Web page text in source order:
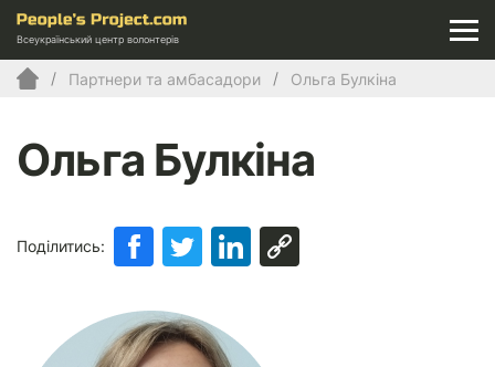
Всеукраїнський центр волонтерів
Партнери та амбасадори Ольга Булкіна
Ольга Булкіна
Поділитись: